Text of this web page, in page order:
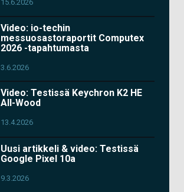
15.6.2026
Video: io-techin
messuosastoraportit Computex
2026 -tapahtumasta
3.6.2026
Video: Testissä Keychron K2 HE
All-Wood
13.4.2026
Uusi artikkeli & video: Testissä
Google Pixel 10a
9.3.2026